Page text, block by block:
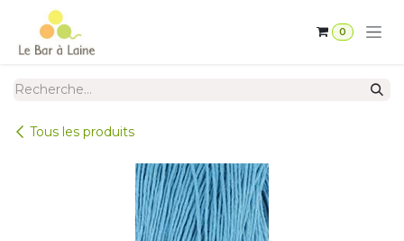
Se rendre au contenu
0
Tous les produits